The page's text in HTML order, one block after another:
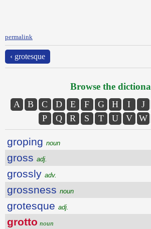
permalink
‹ grotesque
Browse the
A B C D E F G H I J
P
Q R S T U V W
groping noun
gross adj.
grossly adv.
grossness noun
grotesque adj.
grotto noun